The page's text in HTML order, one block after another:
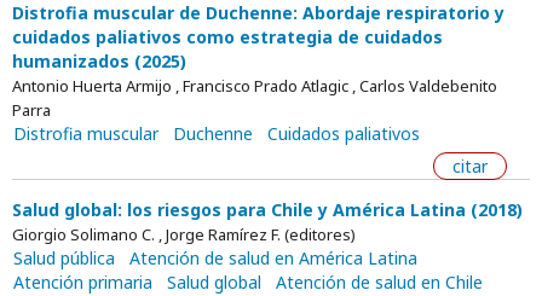
Distrofia muscular de Duchenne: Abordaje respiratorio y
cuidados paliativos como estrategia de cuidados
humanizados (2025)
Antonio Huerta Armijo , Francisco Prado Atlagic , Carlos Valdebenito
Parra
Distrofia muscular Duchenne
Cuidados paliativos
citar
Salud global: los riesgos para Chile y América Latina (2018)
Giorgio Solimano C. , Jorge Ramírez F. (editores)
Salud pública
Atención de salud en América Latina
Atención primaria
Salud global Atención de salud en Chile